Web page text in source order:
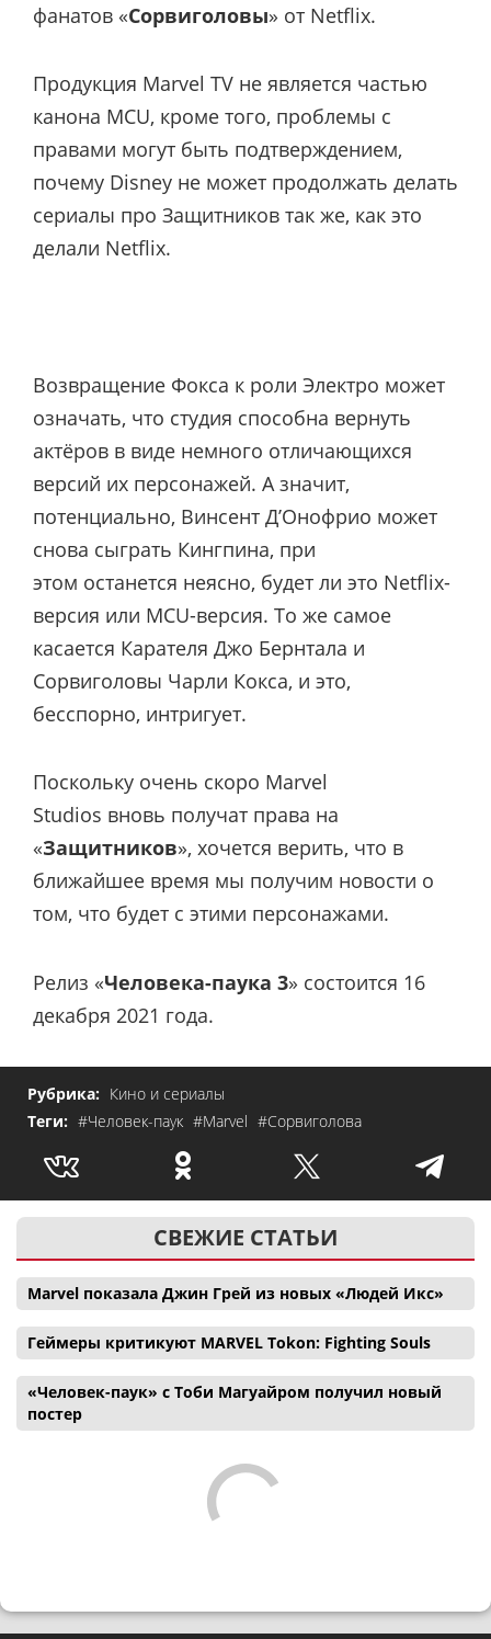
фанатов «Сорвиголовы» от Netflix.
Продукция Marvel TV не является частью
канона MCU, кроме того, проблемы с
правами могут быть подтверждением,
почему Disney не может продолжать делать
сериалы про Защитников так же, как это
делали Netflix.
Возвращение Фокса к роли Электро может
означать, что студия способна вернуть
актёров в виде немного отличающихся
версий их персонажей. А значит,
потенциально, Винсент Д’Онофрио может
снова сыграть Кингпина, при
этом останется неясно, будет ли это Netflix-
версия или MCU-версия. То же самое
касается Карателя Джо Бернтала и
Сорвиголовы Чарли Кокса, и это,
бесспорно, интригует.
Поскольку очень скоро Marvel
Studios вновь получат права на
«Защитников», хочется верить, что в
ближайшее время мы получим новости о
том, что будет с этими персонажами.
Релиз «Человека-паука 3» состоится 16
декабря 2021 года.
Рубрика: Кино и сериалы
Теги: #Человек-паук #Marvel #Сорвиголова
СВЕЖИЕ СТАТЬИ
Marvel показала Джин Грей из новых «Людей Икс»
Геймеры критикуют MARVEL Tokon: Fighting Souls
«Человек-паук» с Тоби Магуайром получил новый
постер